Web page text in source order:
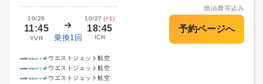
10/26
11:45
YVR 乗換1回
10/27 (+1)
18:45
ICN
燃油費等込み
ウエストジェット航空
ウエストジェット航空
ウエストジェット航空